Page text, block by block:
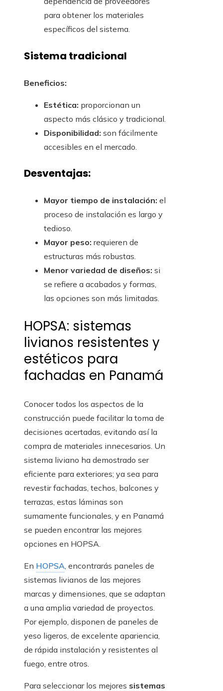
para obtener los materiales
específicos del sistema.
Sistema tradicional
Beneficios:
Estética: proporcionan un
aspecto más clásico y tradicional.
Disponibilidad: son fácilmente
accesibles en el mercado.
Desventajas:
Mayor tiempo de instalación: el
proceso de instalación es largo y
tedioso.
Mayor peso: requieren de
estructuras más robustas.
Menor variedad de diseños: si
se refiere a acabados y formas,
las opciones son más limitadas.
HOPSA: sistemas
livianos resistentes y
estéticos para
fachadas en Panamá
Conocer todos los aspectos de la
construcción puede facilitar la toma de
decisiones acertadas, evitando así la
compra de materiales innecesarios. Un
sistema liviano ha demostrado ser
eficiente para exteriores; ya sea para
revestir fachadas, techos, balcones y
terrazas, estas láminas son
sumamente funcionales, y en Panamá
se pueden encontrar las mejores
opciones en HOPSA.
En HOPSA , encontrarás paneles de
sistemas livianos de las mejores
marcas y dimensiones, que se adaptan
a una amplia variedad de proyectos.
Por ejemplo, disponen de paneles de
yeso ligeros, de excelente apariencia,
de rápida instalación y resistentes al
fuego, entre otros.
Para seleccionar los mejores sistemas